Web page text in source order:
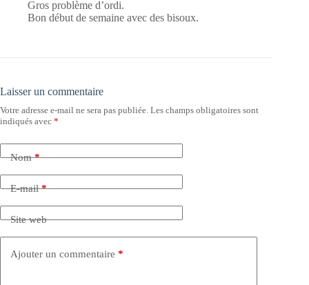
Gros problème d’ordi.
Bon début de semaine avec des bisoux.
Laisser un commentaire
Votre adresse e-mail ne sera pas publiée. Les champs obligatoires sont
indiqués avec *
Nom*
E-mail*
Site web
Ajouter un commentaire *